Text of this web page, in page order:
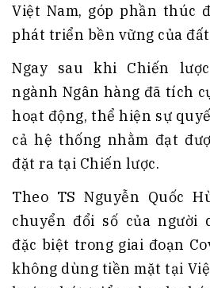
Việt Nam, góp phần thúc
phát triển bền vững của
Ngay sau khi Chiến
ngành Ngân hàng đã tích
hoạt động, thể hiện sự
cả hệ thống nhằm đạt
đặt ra tại Chiến lược.
Theo TS Nguyễn Quốc
chuyển đổi số của người
đặc biệt trong giai đoạn
không dùng tiền mặt tại